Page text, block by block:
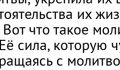
их
что такое
сила, которую
с